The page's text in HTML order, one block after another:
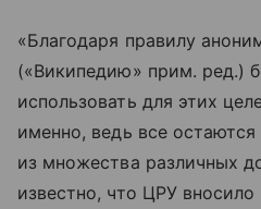
«Благодаря правилу
(«Википедию» прим. ред.)
использовать для этих
именно, ведь все
из множества различных
известно, что ЦРУ